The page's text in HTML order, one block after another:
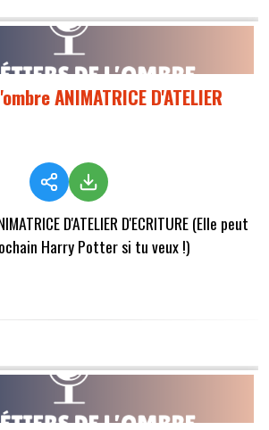
ANIMATRICE D'ATELIER
D'ATELIER D'ECRITURE (Elle peut
Harry Potter si tu veux !)